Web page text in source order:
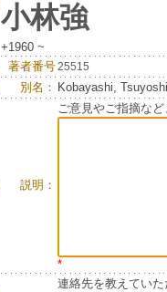
小林強
+1960 ~
著者番号25515
別名： Kobayashi, Tsuyoshi
説明：
ご意見やご指摘な
*
連絡先を教えてい